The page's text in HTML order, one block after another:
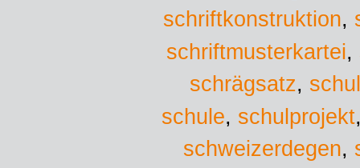
schriftkonstruktion,
schriftmusterkartei,
schrägsatz,
schule, schulprojekt
schweizerdegen,